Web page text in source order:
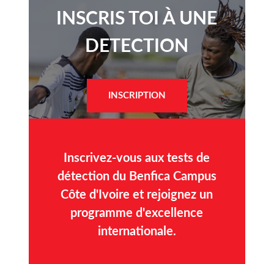
INSCRIS TOI À UNE
DETECTION​
INSCRIPTION
Inscrivez-vous aux tests de
détection du Benfica Campus
Côte d'Ivoire et rejoignez un
programme d'excellence
internationale.